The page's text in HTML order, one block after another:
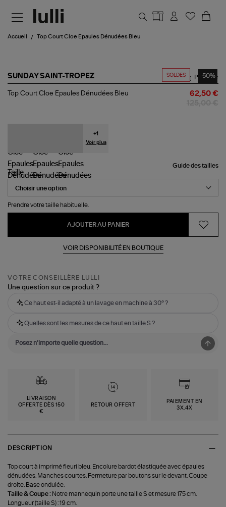
Accueil Top Court Cloe Epaules Dénudées Bleu
SOLDES -50%
SUNDAY SAINT-TROPEZ
Top
Partager
Top Court Cloe Epaules Dénudées Bleu 62,50 €
+1
Voir plus
Guide des tailles
Taille
Prendre votre taille habituelle.
AJOUTER AU PANIER
VOIR DISPONIBILITÉ EN BOUTIQUE
VOTRE CONSEILLÈRE LULLI
Une question sur ce produit ?
Ce haut est-il adapté à un lavage en machine à 30° ?
Quelles sont les mesures de ce haut en taille S ?
LIVRAISON
OFFERTE DÈS 150
€
RETOUR OFFERT
PAIEMENT EN
3X,4X
DESCRIPTION
Top court à imprimé fleuri bleu. Encolure bardot élastiquée avec épaules
dénudées. Manches courtes. Fermeture par boutons sur le devant. Coupe
droite. Base ondulée.
Taille & Coupe : Notre mannequin porte une taille S et mesure 175 cm.
Longueur (taille S) : 19 cm.